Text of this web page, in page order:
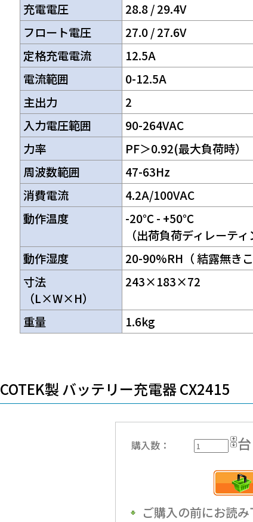
充電電圧
28.8 / 29.4V
フロート電圧
27.0 / 27.6V
定格充電電流
12.5A
電流範囲
0-12.5A
主出力
2
入力電圧範囲
90-264VAC
力率
PF＞0.92(最大負荷時）
周波数範囲
47-63Hz
消費電流
4.2A/100VAC
動作温度
-20℃ - +50℃
（出荷負荷ディレーティ
動作湿度
20-90%RH（ 結露無きこ
寸法
（L×W×H）
243×183×72
重量 1.6kg
COTEK製 バッテリー充電器 CX2415
購入数： 台
ご購入の前にお読